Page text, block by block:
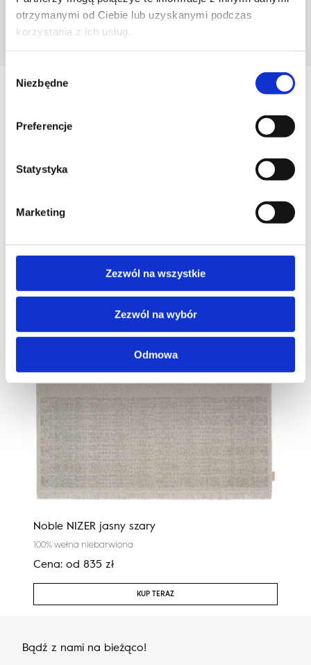
otrzymanymi od Ciebie lub uzyskanymi podczas
korzystania z ich usług.
zgody
Niezbędne
Preferencje
Statystyka
Marketing
Zezwól na wszystkie
Zezwól na wybór
Odmowa
POZNAJ PROJEKTANTA
Podobne produkty
Noble NIZER jasny szary
100% wełna niebarwiona
Cena: od 835 zł
KUP TERAZ
Bądź z nami na bieżąco!